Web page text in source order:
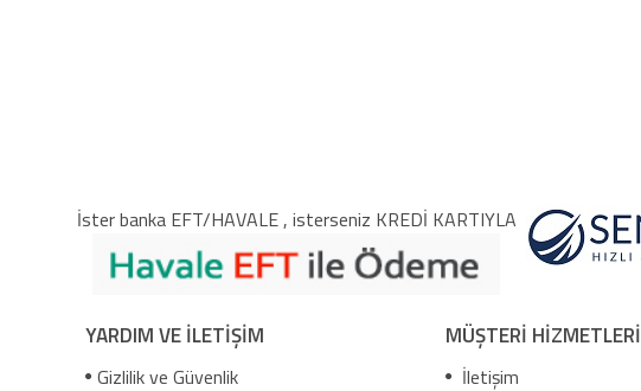
İster banka EFT/HAVALE , isterseniz KREDİ KARTIYLA
YARDIM VE İLETİŞİM
Gizlilik ve Güvenlik
MÜŞTERİ HİZMETLERİ
İletişim